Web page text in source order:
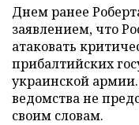
Днем ранее
заявлением, что
атаковать
прибалтийских
украинской
ведомства не
своим словам.